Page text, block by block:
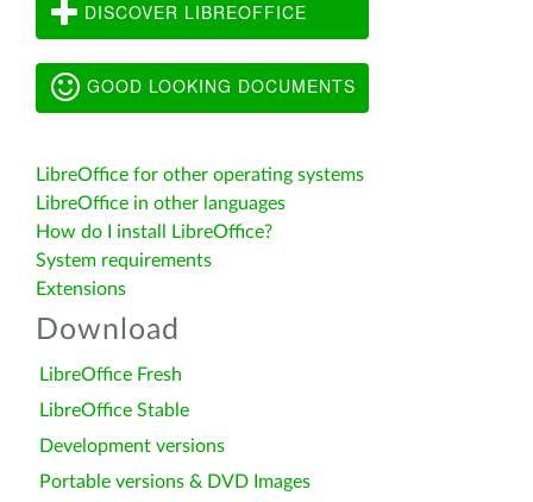
DISCOVER LIBREOFFICE
GOOD LOOKING DOCUMENTS
LibreOffice for other operating systems
LibreOffice in other languages
How do I install LibreOffice?
System requirements
Extensions
Download
LibreOffice Fresh
LibreOffice Stable
Development versions
Portable versions & DVD Images